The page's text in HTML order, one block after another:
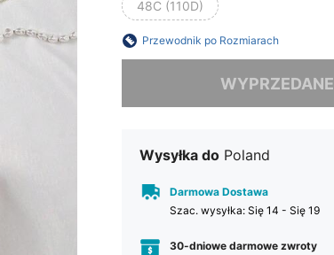
48C (110D)
Przewodnik po Rozmiarach
WYPRZEDANE
Wysyłka do Poland
Darmowa Dostawa
Szac. wysyłka: Się 14 - Się 19
30-dniowe darmowe zwroty